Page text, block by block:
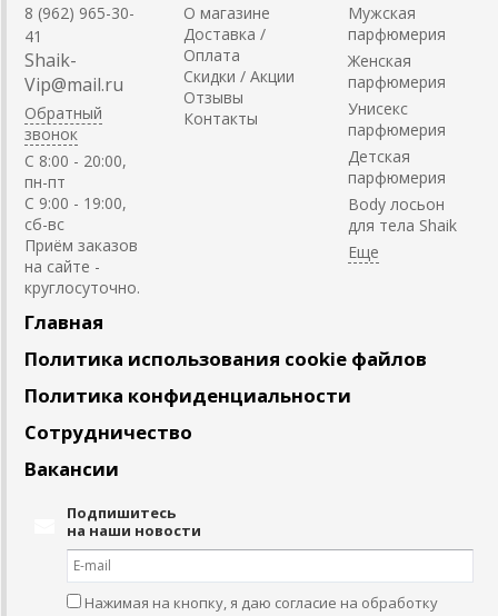
8 (962) 965-30-
41
Shaik-
Vip@mail.ru
Обратный
звонок
C 8:00 - 20:00,
пн-пт
С 9:00 - 19:00,
сб-вс
Приём заказов
на сайте -
круглосуточно.
О магазине
Доставка /
Оплата
Скидки / Акции
Отзывы
Контакты
Мужская
парфюмерия
Женская
парфюмерия
Унисекс
парфюмерия
Детская
парфюмерия
Body лосьон
для тела Shaik
Главная
Политика использования cookie файлов
Политика конфиденциальности
Сотрудничество
Вакансии
Подпишитесь
на наши новости
Нажимая на кнопку, я даю согласие на обработку